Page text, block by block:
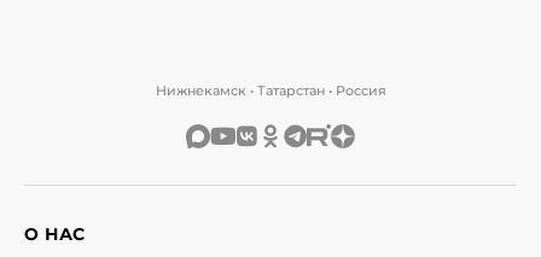
Нижнекамск • Татарстан • Россия
О НАС